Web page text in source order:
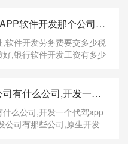
第一种就是模
车联网app开发费多少小程序APP软件开发那个公司地址,软件开宝山区企业软件开发电话多少发劳务费要交多少税
软件开发劳务费要交多少税
,银行软件开发工资有多少
脑上想要在
地址的小程序APP软件开发公司有什么公司,开发一个代驾计算机软件开发学费多少app多少钱滴滴开发app花了多少钱
么公司,开发一个代驾app
公司有那些公司,原生开发